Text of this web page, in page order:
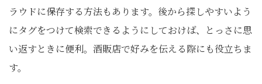
ラウドに保存する方法もあります。後から探しやすいよう
にタグをつけて検索できるようにしておけば、とっさに思
い返すときに便利。酒販店で好みを伝える際にも役立ちま
す。